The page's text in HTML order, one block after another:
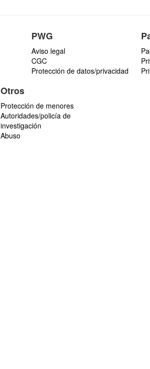
PWG
Aviso legal
CGC
Protección de datos/privacidad
Otros
Protección de menores
Autoridades/policía de
investigación
Abuso